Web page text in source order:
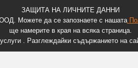
ЗАЩИТА НА ЛИЧНИТЕ ДАННИ
Можете да се запознаете с нашата
ще намерите в края на всяка страница.
. Разглеждайки съдържанието на